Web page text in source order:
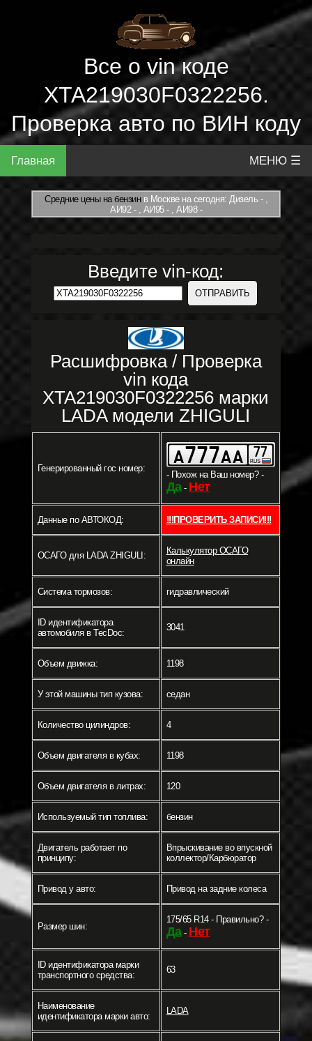
Все о vin коде
XTA219030F0322256.
Проверка авто по ВИН коду
Главная МЕНЮ ☰
Средние цены на бензинв Москве на сегодня: Дизель - ,
АИ92 - , АИ95 - , АИ98 -
Введите vin-код:
Расшифровка / Проверка
vin кода
XTA219030F0322256 марки
LADA модели ZHIGULI
Генерированный гос номер:
- Похож на Ваш номер? -
Да- Нет
Данные по АВТОКОД: !!!ПРОВЕРИТЬ ЗАПИСИ!!!
ОСАГО для LADA ZHIGULI:
Калькулятор ОСАГО
онлайн
Система тормозов: гидравлический
ID идентификатора
автомобиля в TecDoc:
3041
Объем движка: 1198
У этой машины тип кузова: седан
Количество цилиндров: 4
Объем двигателя в кубах: 1198
Объем двигателя в литрах: 120
Используемый тип топлива: бензин
Двигатель работает по
принципу:
Впрыскивание во впускной
коллектор/Карбюратор
Привод у авто: Привод на задние колеса
Размер шин:
175/65 R14 - Правильно? -
Да- Нет
ID идентификатора марки
транспортного средства:
63
Наименование
идентификатора марки авто:
LADA